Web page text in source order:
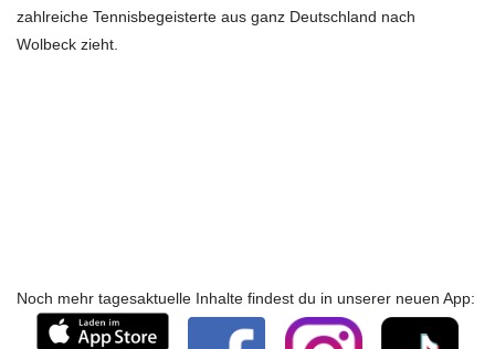
zahlreiche Tennisbegeisterte aus ganz Deutschland nach
Wolbeck zieht.
Noch mehr tagesaktuelle Inhalte findest du in unserer neuen App: